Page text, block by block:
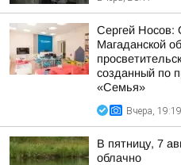
Сергей Носов:
Магаданской
созданный по
«Семья»
Вчера, 19:19
В пятницу, 7
облачно